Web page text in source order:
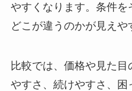
やすくなります。条件を
どこが違うのかが見えや
比較では、価格や見た
やすさ、続けやすさ、困